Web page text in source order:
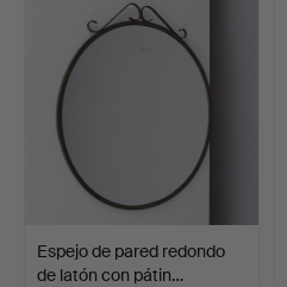
Espejo de pared redondo
de latón con pátin…